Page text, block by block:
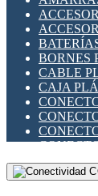
LLAVES
PLC -
RELÉS
BORNES
CABLE
CAJA
DIP